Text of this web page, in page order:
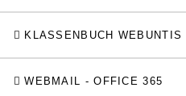
KLASSENBUCH WEBUNTIS
WEBMAIL - OFFICE 365